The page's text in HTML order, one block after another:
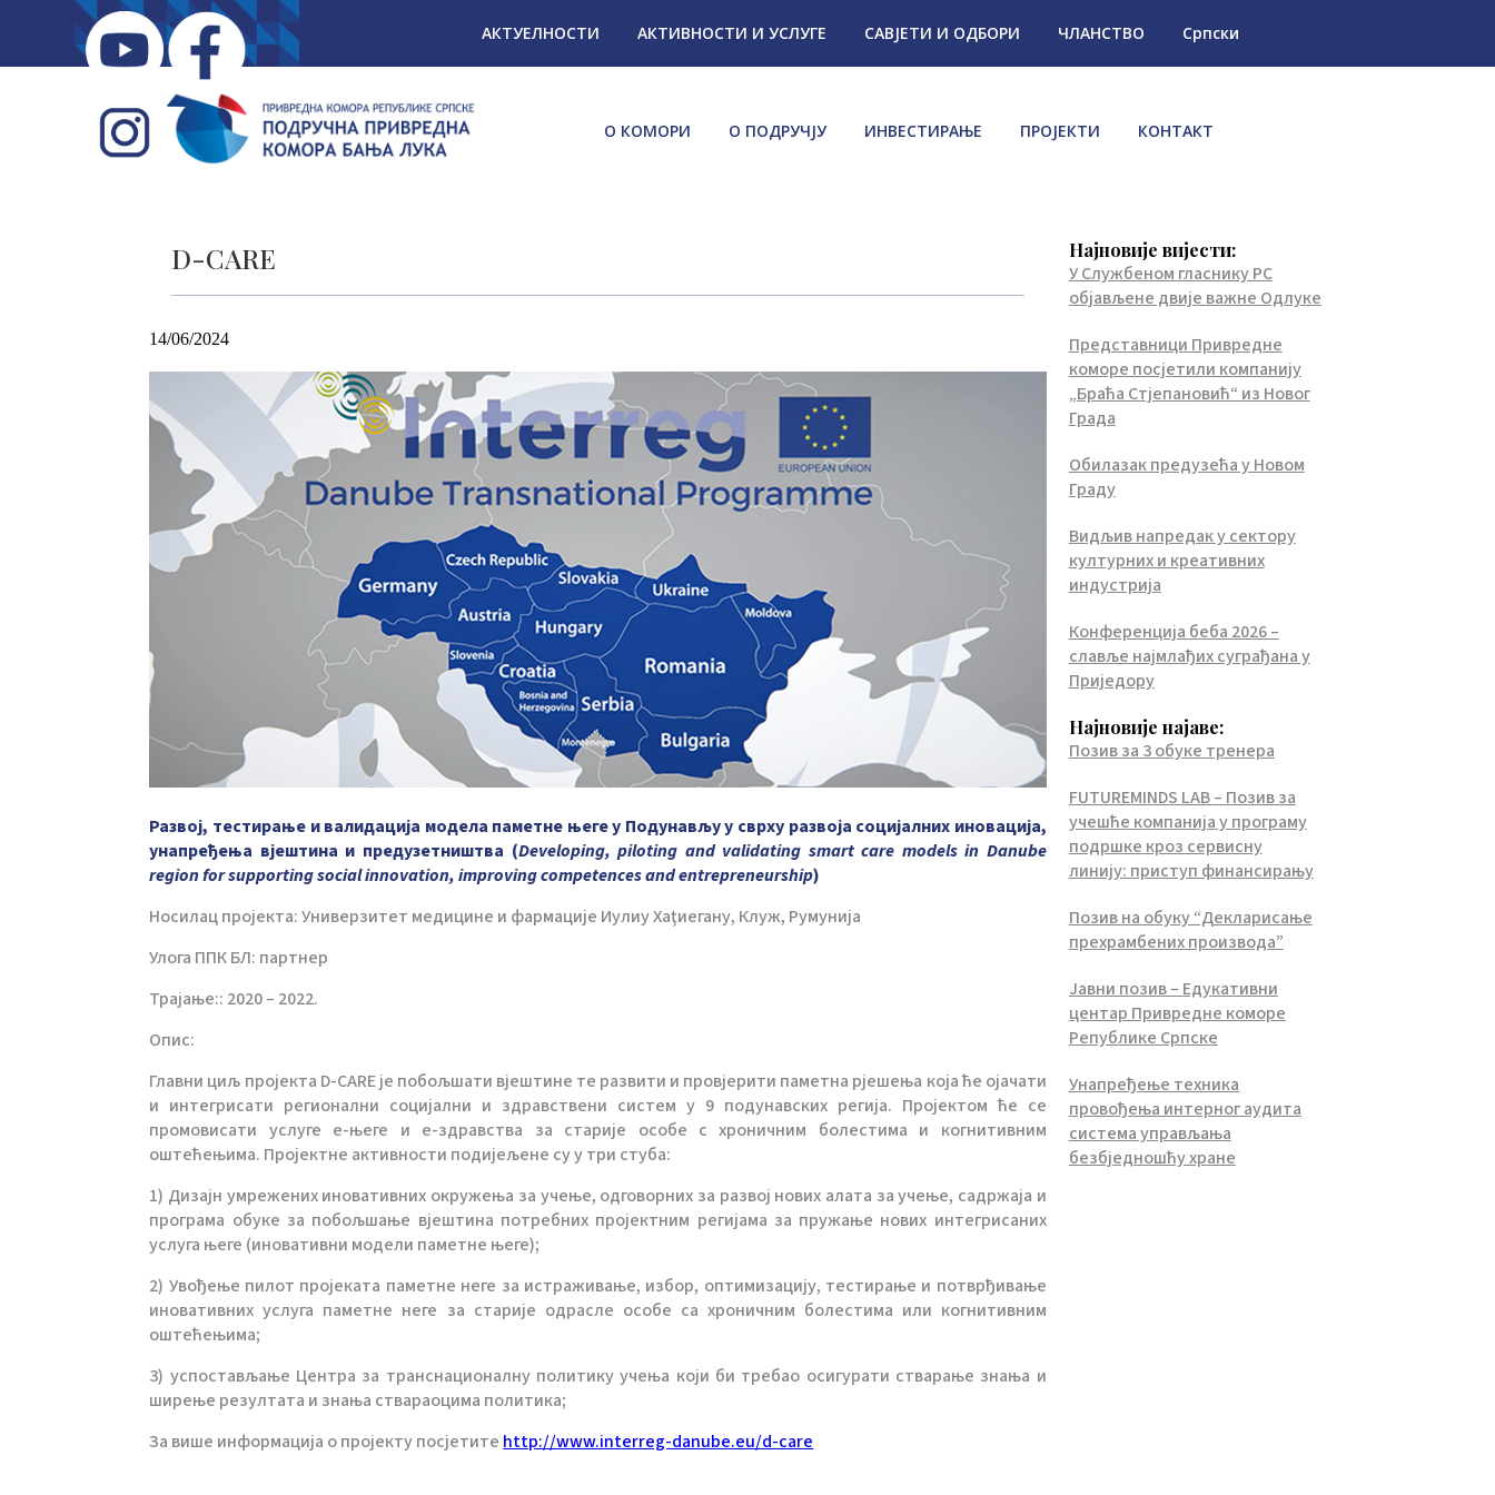
АКТУЕЛНОСТИ АКТИВНОСТИ И УСЛУГЕ САВЈЕТИ И ОДБОРИ ЧЛАНСТВО Српски
О КОМОРИ О ПОДРУЧЈУ ИНВЕСТИРАЊЕ ПРОЈЕКТИ КОНТАКТ
D-CARE
14/06/2024
Развој, тестирање и валидација модела паметне његе у Подунављу у сврху развоја социјалних иновација,
унапређења вјештина и предузетништва (Developing, piloting and validating smart care models in Danube
region for supporting social innovation, improving competences and entrepreneurship)
Носилац пројекта: Универзитет медицине и фармације Иулиу Хаţиегану, Клуж, Румунија
Улога ППК БЛ: партнер
Трајање:: 2020 – 2022.
Опис:
Главни циљ пројекта D-CARE је побољшати вјештине те развити и провјерити паметна рјешења која ће ојачати
и интегрисати регионални социјални и здравствени систем у 9 подунавских регија. Пројектом ће се
промовисати услуге е-његе и е-здравства за старије особе с хроничним болестима и когнитивним
оштећењима. Пројектне активности подијељене су у три стуба:
1) Дизајн умрежених иновативних окружења за учење, одговорних за развој нових алата за учење, садржаја и
програма обуке за побољшање вјештина потребних пројектним регијама за пружање нових интегрисаних
услуга његе (иновативни модели паметне његе);
2) Увођење пилот пројеката паметне неге за истраживање, избор, оптимизацију, тестирање и потврђивање
иновативних услуга паметне неге за старије одрасле особе са хроничним болестима или когнитивним
оштећењима;
3) успостављање Центра за транснационалну политику учења који би требао осигурати стварање знања и
ширење резултата и знања ствараоцима политика;
За више информација о пројекту посјетите http://www.interreg-danube.eu/d-care
Најновије вијести:
У Службеном гласнику РС
објављене двије важне Одлуке
Представници Привредне
коморе посјетили компанију
„Браћа Стјепановић“ из Новог
Града
Обилазак предузећа у Новом
Граду
Видљив напредак у сектору
културних и креативних
индустрија
Конференција беба 2026 –
славље најмлађих суграђана у
Приједору
Најновије најаве:
Позив за 3 обуке тренера
FUTUREMINDS LAB – Позив за
учешће компанија у програму
подршке кроз сервисну
линију: приступ финансирању
Позив на обуку “Декларисање
прехрамбених производа”
Јавни позив – Едукативни
центар Привредне коморе
Републике Српске
Унапређење техника
провођења интерног аудита
система управљања
безбједношћу хране